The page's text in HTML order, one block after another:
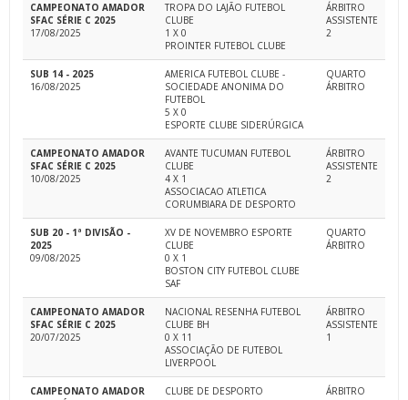
CAMPEONATO AMADOR
SFAC SÉRIE C 2025
17/08/2025
TROPA DO LAJÃO FUTEBOL
CLUBE
1 X 0
PROINTER FUTEBOL CLUBE
ÁRBITRO
ASSISTENTE
2
SUB 14 - 2025
16/08/2025
AMERICA FUTEBOL CLUBE -
SOCIEDADE ANONIMA DO
FUTEBOL
5 X 0
ESPORTE CLUBE SIDERÚRGICA
QUARTO
ÁRBITRO
CAMPEONATO AMADOR
SFAC SÉRIE C 2025
10/08/2025
AVANTE TUCUMAN FUTEBOL
CLUBE
4 X 1
ASSOCIACAO ATLETICA
CORUMBIARA DE DESPORTO
ÁRBITRO
ASSISTENTE
2
SUB 20 - 1ª DIVISÃO -
2025
09/08/2025
XV DE NOVEMBRO ESPORTE
CLUBE
0 X 1
BOSTON CITY FUTEBOL CLUBE
SAF
QUARTO
ÁRBITRO
CAMPEONATO AMADOR
SFAC SÉRIE C 2025
20/07/2025
NACIONAL RESENHA FUTEBOL
CLUBE BH
0 X 11
ASSOCIAÇÃO DE FUTEBOL
LIVERPOOL
ÁRBITRO
ASSISTENTE
1
CAMPEONATO AMADOR
CLUBE DE DESPORTO
ÁRBITRO